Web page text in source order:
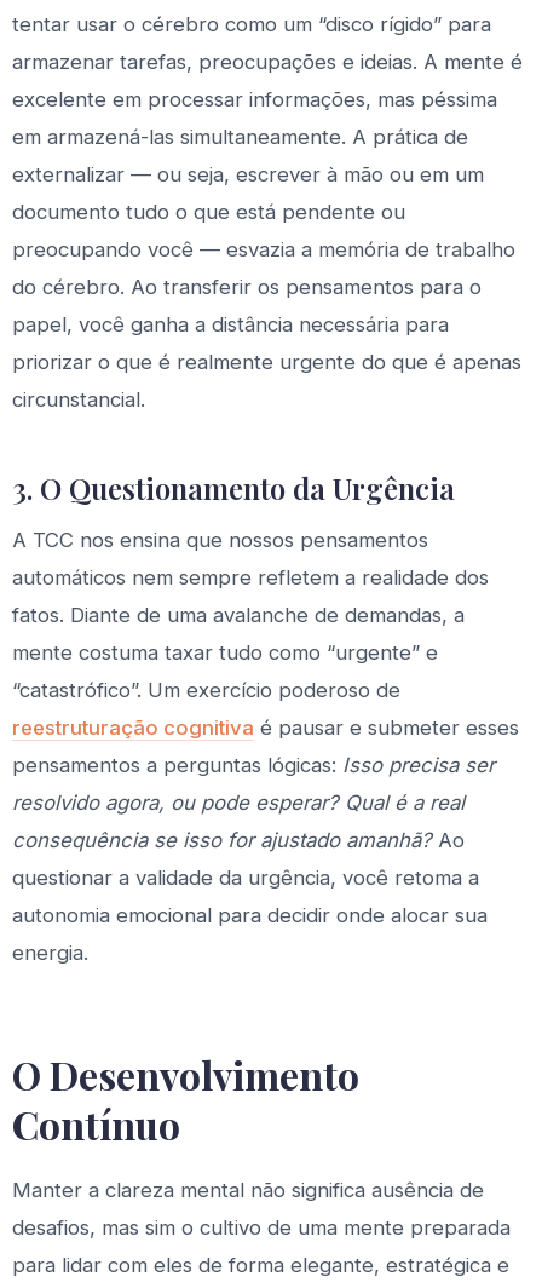
tentar usar o cérebro como um “disco rígido” para
armazenar tarefas, preocupações e ideias. A mente é
excelente em processar informações, mas péssima
em armazená-las simultaneamente. A prática de
externalizar — ou seja, escrever à mão ou em um
documento tudo o que está pendente ou
preocupando você — esvazia a memória de trabalho
do cérebro. Ao transferir os pensamentos para o
papel, você ganha a distância necessária para
priorizar o que é realmente urgente do que é apenas
circunstancial.
3. O Questionamento da Urgência
A TCC nos ensina que nossos pensamentos
automáticos nem sempre refletem a realidade dos
fatos. Diante de uma avalanche de demandas, a
mente costuma taxar tudo como “urgente” e
“catastrófico”. Um exercício poderoso de
reestruturação cognitiva é pausar e submeter esses
pensamentos a perguntas lógicas: Isso precisa ser
resolvido agora, ou pode esperar? Qual é a real
consequência se isso for ajustado amanhã?Ao
questionar a validade da urgência, você retoma a
autonomia emocional para decidir onde alocar sua
energia.
O Desenvolvimento
Contínuo
Manter a clareza mental não significa ausência de
desafios, mas sim o cultivo de uma mente preparada
para lidar com eles de forma elegante, estratégica e